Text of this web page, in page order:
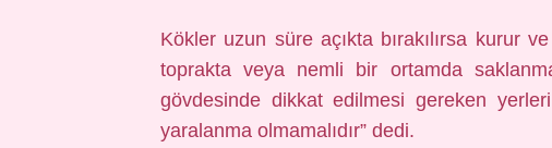
Kökler uzun süre açıkta bırakılırsa kurur
toprakta veya nemli bir ortamda
gövdesinde dikkat edilmesi gereken
yaralanma olmamalıdır” dedi.